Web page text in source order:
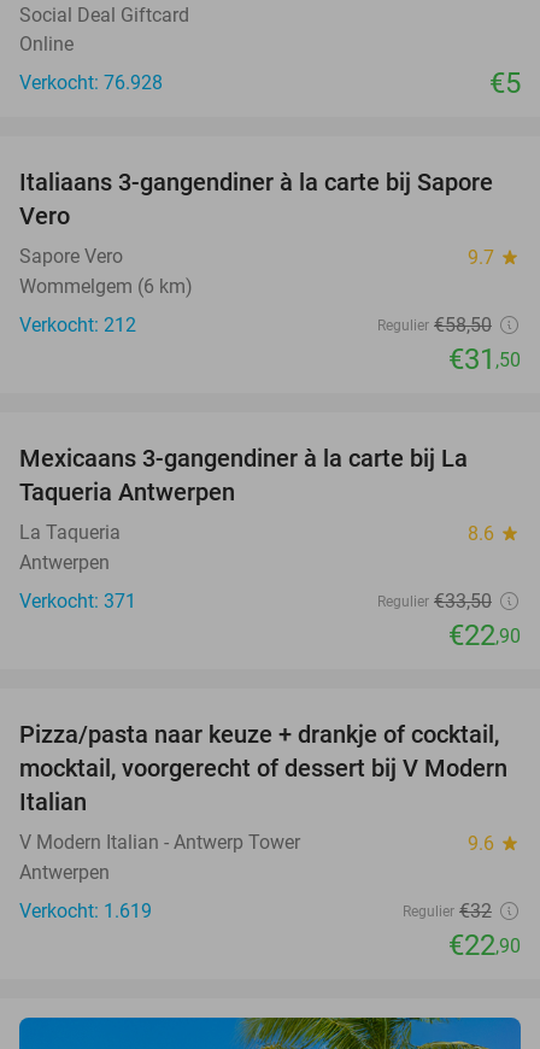
Social Deal Giftcard
Online
Verkocht: 76.928
€5
46%
Italiaans 3-gangendiner à la carte bij Sapore
Vero
Sapore Vero 9.7 star
Wommelgem (6 km)
Verkocht: 212
Regulier €58,50
€31 ,50
32%
Mexicaans 3-gangendiner à la carte bij La
Taqueria Antwerpen
La Taqueria 8.6 star
Antwerpen
Verkocht: 371
Regulier €33,50
€22,90
28%
Pizza/pasta naar keuze + drankje of cocktail,
mocktail, voorgerecht of dessert bij V Modern
Italian
V Modern Italian - Antwerp Tower 9.6 star
Antwerpen
Verkocht: 1.619
Regulier €32
€22,90